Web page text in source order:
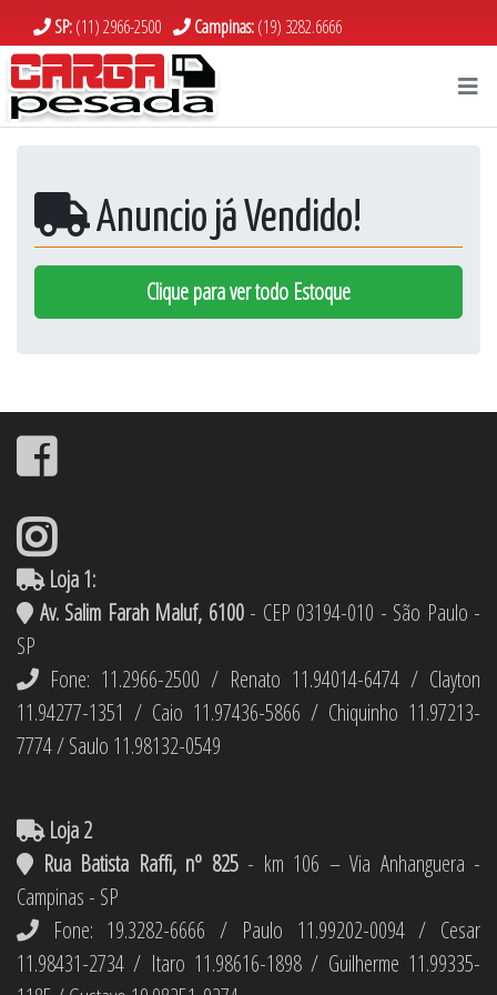
SP:(11) 2966-2500 Campinas:(19) 3282.6666
Anuncio já Vendido!
Clique para ver todo Estoque
Loja 1:
Av. Salim Farah Maluf, 6100- CEP 03194-010 - São Paulo -
SP
Fone: 11.2966-2500 / Renato 11.94014-6474 / Clayton
11.94277-1351 / Caio 11.97436-5866 / Chiquinho 11.97213-
7774 / Saulo 11.98132-0549
Loja 2
Rua Batista Raffi, nº 825 - km 106 – Via Anhanguera -
Campinas - SP
Fone: 19.3282-6666 / Paulo 11.99202-0094 / Cesar
11.98431-2734 / Itaro 11.98616-1898 / Guilherme 11.99335-